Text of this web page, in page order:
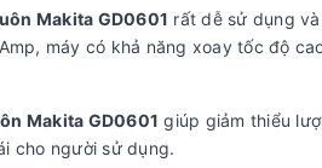
Makita GD0601 rất dễ sử dụng
máy có khả năng xoay tốc độ
Makita GD0601 giúp giảm thiểu
cho người sử dụng.